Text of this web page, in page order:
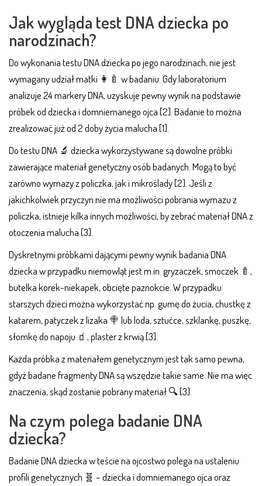
Jak wygląda test DNA dziecka po
narodzinach?
Do wykonania testu DNA dziecka po jego narodzinach, nie jest
wymagany udział matki 👩‍🍼 w badaniu. Gdy laboratorium
analizuje 24 markery DNA, uzyskuje pewny wynik na podstawie
próbek od dziecka i domniemanego ojca [2]. Badanie to można
zrealizować już od 2 doby życia malucha [1].
Do testu DNA 🔬 dziecka wykorzystywane są dowolne próbki
zawierające materiał genetyczny osób badanych. Mogą to być
zarówno wymazy z policzka, jak i mikroślady [2]. Jeśli z
jakichkolwiek przyczyn nie ma możliwości pobrania wymazu z
policzka, istnieje kilka innych możliwości, by zebrać materiał DNA z
otoczenia malucha [3].
Dyskretnymi próbkami dającymi pewny wynik badania DNA
dziecka w przypadku niemowląt jest m.in. gryzaczek, smoczek 🍼,
butelka korek-niekapek, obcięte paznokcie. W przypadku
starszych dzieci można wykorzystać np. gumę do żucia, chustkę z
katarem, patyczek z lizaka 🍭 lub loda, sztućce, szklankę, puszkę,
słomkę do napoju 🧃, plaster z krwią [3].
Każda próbka z materiałem genetycznym jest tak samo pewna,
gdyż badane fragmenty DNA są wszędzie takie same. Nie ma więc
znaczenia, skąd zostanie pobrany materiał 🔍 [3].
Na czym polega badanie DNA
dziecka?
Badanie DNA dziecka w teście na ojcostwo polega na ustaleniu
profili genetycznych 🧬 – dziecka i domniemanego ojca oraz